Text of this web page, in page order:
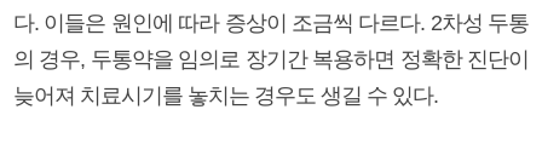
다. 이들은 원인에 따라 증상이 조금씩 다르다. 2차성 두통
의 경우, 두통약을 임의로 장기간 복용하면 정확한 진단이
늦어져 치료시기를 놓치는 경우도 생길 수 있다.